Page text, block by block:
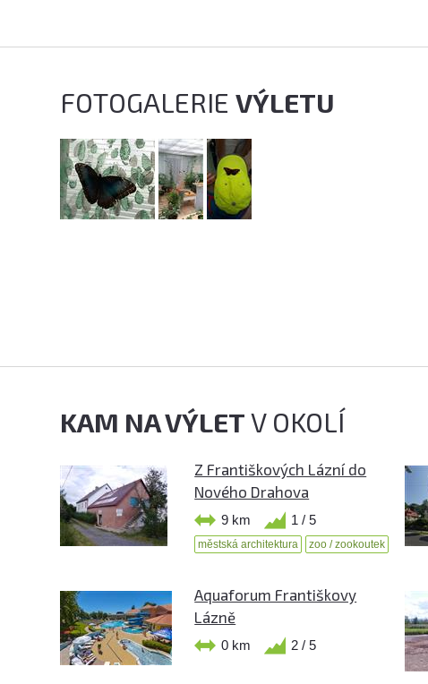
FOTOGALERIEVÝLETU
KAM NA VÝLETV OKOLÍ
Z Františkových Lázní do
Nového Drahova
9 km 1 / 5
městská architektura zoo / zookoutek
Aquaforum Františkovy
Lázně
0 km 2 / 5